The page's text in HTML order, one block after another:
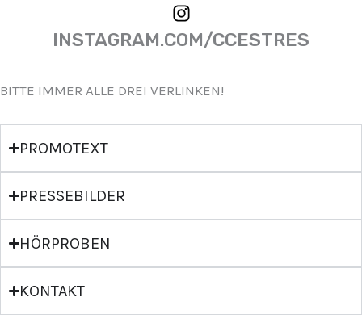
INSTAGRAM.COM/CCESTRES
BITTE IMMER ALLE DREI VERLINKEN!
PROMOTEXT
PRESSEBILDER
HÖRPROBEN
KONTAKT